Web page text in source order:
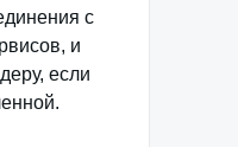
с
и
если